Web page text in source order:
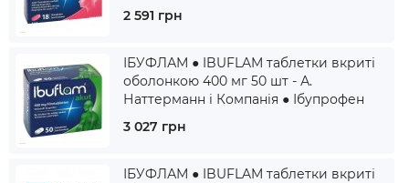
2 591 грн
ІБУФЛАМ ● IBUFLAM таблетки вкриті
оболонкою 400 мг 50 шт - А.
Наттерманн і Компанія ● Ібупрофен
3 027 грн
ІБУФЛАМ ● IBUFLAM таблетки вкриті